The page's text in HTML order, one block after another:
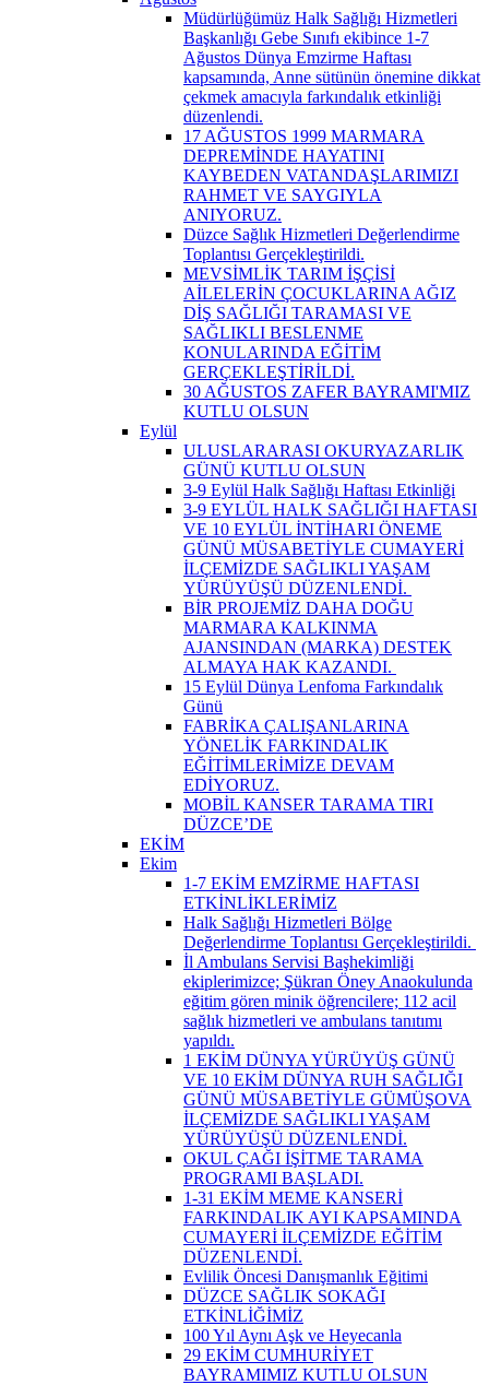
Müdürlüğümüz Halk Sağlığı Hizmetleri
Başkanlığı Gebe Sınıfı ekibince 1-7
Ağustos Dünya Emzirme Haftası
kapsamında, Anne sütünün önemine dikkat
çekmek amacıyla farkındalık etkinliği
düzenlendi.
17 AĞUSTOS 1999 MARMARA
DEPREMİNDE HAYATINI
KAYBEDEN VATANDAŞLARIMIZI
RAHMET VE SAYGIYLA
ANIYORUZ.
Düzce Sağlık Hizmetleri Değerlendirme
Toplantısı Gerçekleştirildi.
MEVSİMLİK TARIM İŞÇİSİ
AİLELERİN ÇOCUKLARINA AĞIZ
DİŞ SAĞLIĞI TARAMASI VE
SAĞLIKLI BESLENME
KONULARINDA EĞİTİM
GERÇEKLEŞTİRİLDİ.
30 AĞUSTOS ZAFER BAYRAMI'MIZ
KUTLU OLSUN
Eylül
ULUSLARARASI OKURYAZARLIK
GÜNÜ KUTLU OLSUN
3-9 Eylül Halk Sağlığı Haftası Etkinliği
3-9 EYLÜL HALK SAĞLIĞI HAFTASI
VE 10 EYLÜL İNTİHARI ÖNEME
GÜNÜ MÜSABETİYLE CUMAYERİ
İLÇEMİZDE SAĞLIKLI YAŞAM
YÜRÜYÜŞÜ DÜZENLENDİ. ​
BİR PROJEMİZ DAHA DOĞU
MARMARA KALKINMA
AJANSINDAN (MARKA) DESTEK
ALMAYA HAK KAZANDI. ​
15 Eylül Dünya Lenfoma Farkındalık
Günü
FABRİKA ÇALIŞANLARINA
YÖNELİK FARKINDALIK
EĞİTİMLERİMİZE DEVAM
EDİYORUZ.
MOBİL KANSER TARAMA TIRI
DÜZCE’DE
EKİM
Ekim
1-7 EKİM EMZİRME HAFTASI
ETKİNLİKLERİMİZ
Halk Sağlığı Hizmetleri Bölge
Değerlendirme Toplantısı Gerçekleştirildi. ​
İl Ambulans Servisi Başhekimliği
ekiplerimizce; Şükran Öney Anaokulunda
eğitim gören minik öğrencilere; 112 acil
sağlık hizmetleri ve ambulans tanıtımı
yapıldı.
1 EKİM DÜNYA YÜRÜYÜŞ GÜNÜ
VE 10 EKİM DÜNYA RUH SAĞLIĞI
GÜNÜ MÜSABETİYLE GÜMÜŞOVA
İLÇEMİZDE SAĞLIKLI YAŞAM
YÜRÜYÜŞÜ DÜZENLENDİ.
OKUL ÇAĞI İŞİTME TARAMA
PROGRAMI BAŞLADI.
1-31 EKİM MEME KANSERİ
FARKINDALIK AYI KAPSAMINDA
CUMAYERİ İLÇEMİZDE EĞİTİM
DÜZENLENDİ.
Evlilik Öncesi Danışmanlık Eğitimi
DÜZCE SAĞLIK SOKAĞI
ETKİNLİĞİMİZ
100 Yıl Aynı Aşk ve Heyecanla
29 EKİM CUMHURİYET
BAYRAMIMIZ KUTLU OLSUN